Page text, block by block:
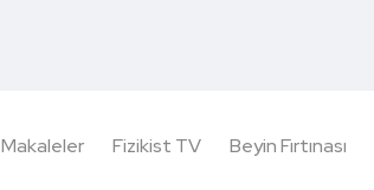
Makaleler Fizikist TV Beyin Fırtınası